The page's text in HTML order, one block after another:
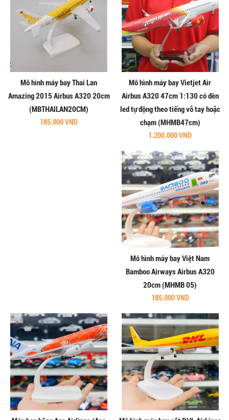
Mô hình máy bay Thai Lan
Amazing 2015 Airbus A320 20cm
(MBTHAILAN20CM)
185.000 VND
Mô hình máy bay Vietjet Air
Airbus A320 47cm 1:130 có đèn
led tự động theo tiếng vỗ tay hoặc
chạm (MHMB47cm)
1.200.000 VND
Mô hình máy bay Việt Nam
Bamboo Airways Airbus A320
20cm (MHMB 05)
185.000 VND